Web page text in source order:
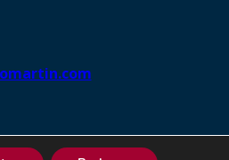
DigitalGrowthⓇ